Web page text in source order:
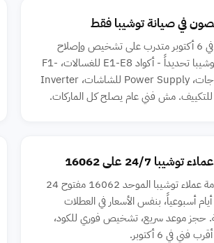
في صيانة توشيبا فقط
كل فني في 6 أكتوبر متدرب على تشخيص وإصلاح
أعطال توشيبا تحديداً - أكواد E1-E8 للغسالات، F1-
F8 للثلاجات، Power Supply للشاشات، Inverter
24/7 على 16062
رقم خدمة عملاء توشيبا الموحد 16062 مفتوح 24
ساعة 7 أيام أسبوعياً، بنفس الأسعار في العطلات
حجز موعد سريع، تشخيص فوري للكود،
فني في 6 أكتوبر.